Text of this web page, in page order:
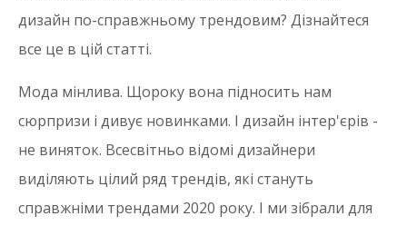
дизайн по-справжньому трендовим? Дізнайтеся
все це в цій статті.
Мода мінлива. Щороку вона підносить нам
сюрпризи і дивує новинками. І дизайн інтер'єрів -
не виняток. Всесвітньо відомі дизайнери
виділяють цілий ряд трендів, які стануть
справжніми трендами 2020 року. І ми зібрали для